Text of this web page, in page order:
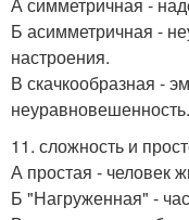
Б асимметричная -
настроения.
В скачкообразная -
неуравновешенность.
11. сложность и
А простая - человек
Б "Нагруженная" -